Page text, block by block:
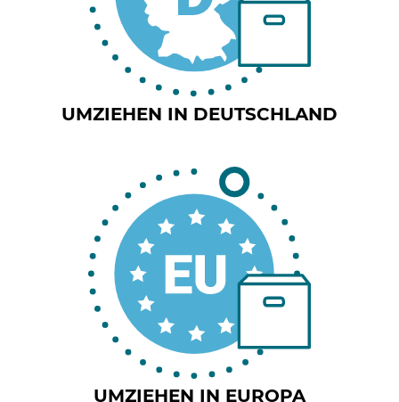
UMZIEHEN IN DEUTSCHLAND
UMZIEHEN IN EUROPA